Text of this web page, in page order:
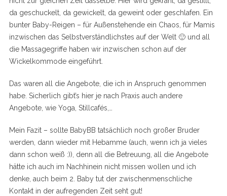
da geschuckelt, da gewickelt, da geweint oder geschlafen. Ein
bunter Baby-Reigen – für Außenstehende ein Chaos, für Mamis
inzwischen das Selbstverständlichstes auf der Welt 🙂 und all
die Massagegriffe haben wir inzwischen schon auf der
Wickelkommode eingeführt.
Das waren all die Angebote, die ich in Anspruch genommen
habe. Sicherlich gibt’s hier je nach Praxis auch andere
Angebote, wie Yoga, Stillcafés,…
Mein Fazit – sollte BabyBB tatsächlich noch großer Bruder
werden, dann wieder mit Hebamme (auch, wenn ich ja vieles
dann schon weiß :)), denn all die Betreuung, all die Angebote
hätte ich auch im Nachhinein nicht missen wollen und ich
denke, auch beim 2. Baby tut der zwischenmenschliche
Kontakt in der aufregenden Zeit seht gut!